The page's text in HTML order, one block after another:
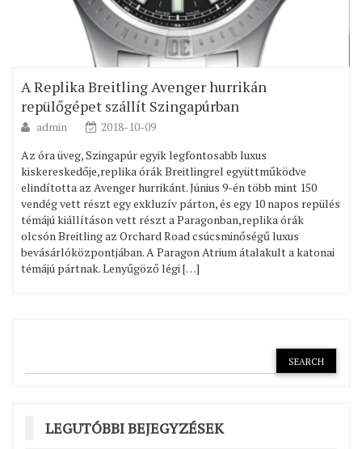
A Replika Breitling Avenger hurrikán
repülőgépet szállít Szingapúrban
admin
2018-10-09
Az óra üveg, Szingapúr egyik legfontosabb luxus
kiskereskedője,replika órák Breitlingrel együttműködve
elindította az Avenger hurrikánt. Június 9-én több mint 150
vendég vett részt egy exkluzív párton, és egy 10 napos repülés
témájú kiállításon vett részt a Paragonban,replika órák
olcsón Breitling az Orchard Road csúcsminőségű luxus
bevásárlóközpontjában. A Paragon Atrium átalakult a katonai
témájú pártnak. Lenyűgöző légi […]
LEGUTÓBBI BEJEGYZÉSEK